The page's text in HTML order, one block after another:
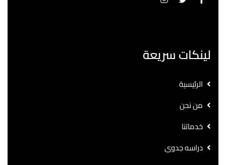
لينكات سريعة
الرئيسية
من نحن
خدماتنا
دراسه جدوى